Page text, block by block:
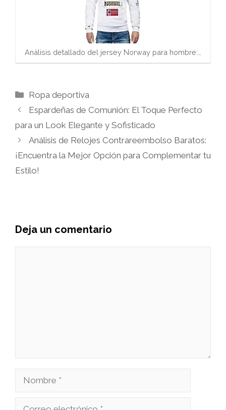
Análisis detallado del jersey Norway para hombre:…
Categorías
Ropa deportiva
Espardeñas de Comunión: El Toque Perfecto
para un Look Elegante y Sofisticado
Análisis de Relojes Contrareembolso Baratos:
¡Encuentra la Mejor Opción para Complementar tu
Estilo!
Deja un comentario
Nombre
Correo